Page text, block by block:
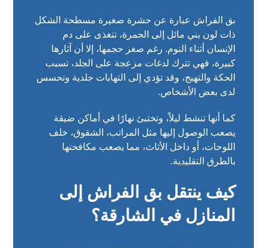
بق الفراش عبارة عن حشرة صغيرة مسطحة الشكل
ذات لون بني مائل إلى الحمرة، تتغذى على دم
الإنسان أثناء النوم. رغم صغر حجمها، إلا أن آثارها
كبيرة، فهي تترك لدغات مزعجة على الجلد، تسبب
الحكة والتهيج، وقد تؤدي إلى التهابات جلدية وتحسس
لدى بعض الأشخاص.
كما أنها تنشط ليلاً، وتختبئ نهارًا في أماكن ضيقة
يصعب الوصول إليها مثل المراتب، الشقوق، خلف
اللوحات، أو داخل الأثاث، مما يصعب مكافحتها
بالطرق التقليدية.
كيف ينتقل بق الفراش إلى
المنازل في الشارقة؟